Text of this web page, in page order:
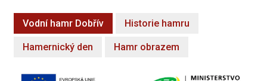
Vodní hamr Dobřív Historie hamru
Hamernický den Hamr obrazem